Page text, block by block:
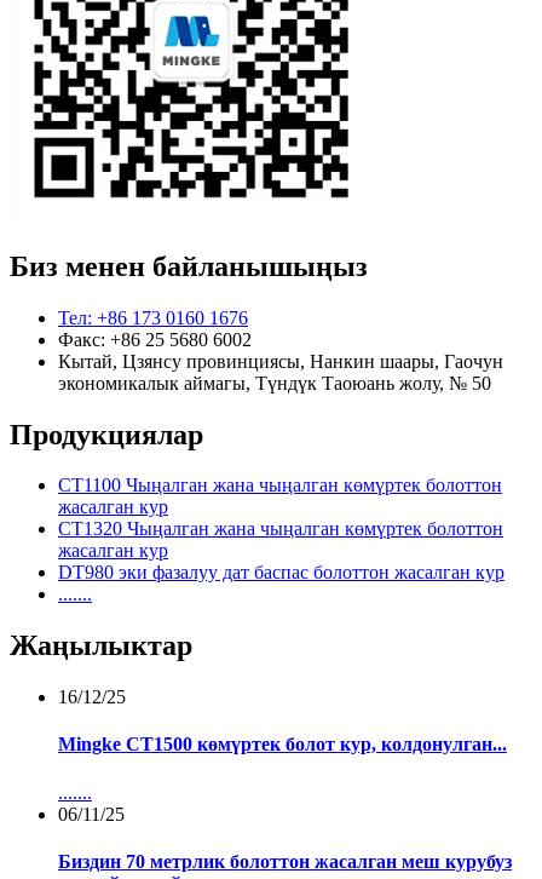
Биз менен байланышыңыз
Тел: +86 173 0160 1676
Факс: +86 25 5680 6002
Кытай, Цзянсу провинциясы, Нанкин шаары, Гаочун
экономикалык аймагы, Түндүк Таоюань жолу, № 50
Продукциялар
CT1100 Чыңалган жана чыңалган көмүртек болоттон
жасалган кур
CT1320 Чыңалган жана чыңалган көмүртек болоттон
жасалган кур
DT980 эки фазалуу дат баспас болоттон жасалган кур
.......
Жаңылыктар
16/12/25
Mingke CT1500 көмүртек болот кур, колдонулган...
.......
06/11/25
Биздин 70 метрлик болоттон жасалган меш курубуз